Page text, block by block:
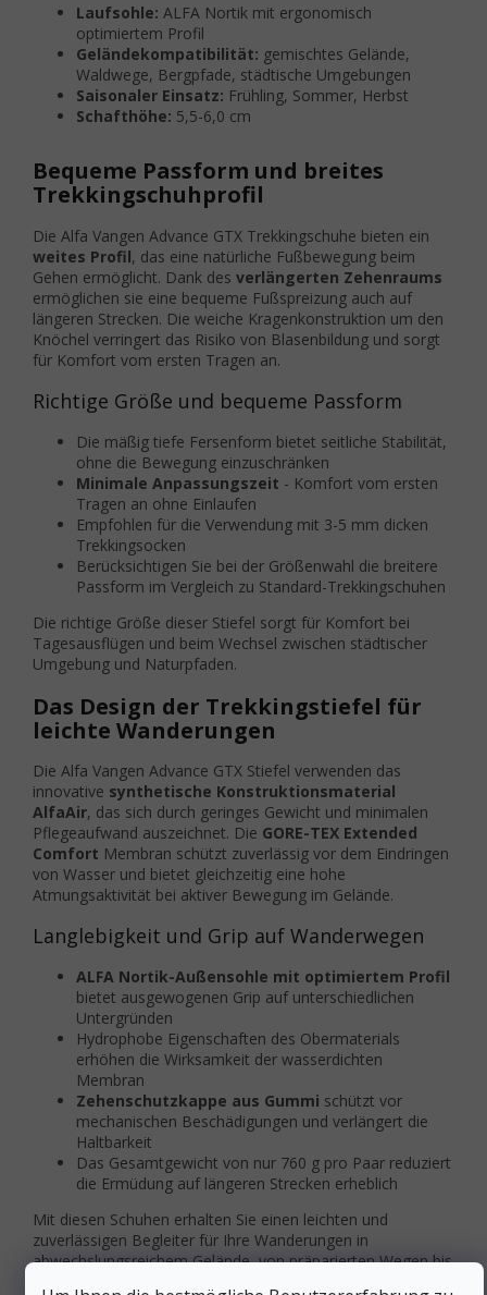
Laufsohle: ALFA Nortik mit ergonomisch
optimiertem Profil
Geländekompatibilität: gemischtes Gelände,
Waldwege, Bergpfade, städtische Umgebungen
Saisonaler Einsatz: Frühling, Sommer, Herbst
Schafthöhe: 5,5-6,0 cm
Bequeme Passform und breites
Trekkingschuhprofil
Die Alfa Vangen Advance GTX Trekkingschuhe bieten ein
weites Profil, das eine natürliche Fußbewegung beim
Gehen ermöglicht. Dank des verlängerten Zehenraums
ermöglichen sie eine bequeme Fußspreizung auch auf
längeren Strecken. Die weiche Kragenkonstruktion um den
Knöchel verringert das Risiko von Blasenbildung und sorgt
für Komfort vom ersten Tragen an.
Richtige Größe und bequeme Passform
Die mäßig tiefe Fersenform bietet seitliche Stabilität,
ohne die Bewegung einzuschränken
Minimale Anpassungszeit - Komfort vom ersten
Tragen an ohne Einlaufen
Empfohlen für die Verwendung mit 3-5 mm dicken
Trekkingsocken
Berücksichtigen Sie bei der Größenwahl die breitere
Passform im Vergleich zu Standard-Trekkingschuhen
Die richtige Größe dieser Stiefel sorgt für Komfort bei
Tagesausflügen und beim Wechsel zwischen städtischer
Umgebung und Naturpfaden.
Das Design der Trekkingstiefel für
leichte Wanderungen
Die Alfa Vangen Advance GTX Stiefel verwenden das
innovative synthetische Konstruktionsmaterial
AlfaAir, das sich durch geringes Gewicht und minimalen
Pflegeaufwand auszeichnet. Die GORE-TEX Extended
Comfort Membran schützt zuverlässig vor dem Eindringen
von Wasser und bietet gleichzeitig eine hohe
Atmungsaktivität bei aktiver Bewegung im Gelände.
Langlebigkeit und Grip auf Wanderwegen
ALFA Nortik-Außensohle mit optimiertem Profil
bietet ausgewogenen Grip auf unterschiedlichen
Untergründen
Hydrophobe Eigenschaften des Obermaterials
erhöhen die Wirksamkeit der wasserdichten
Membran
Zehenschutzkappe aus Gummi schützt vor
mechanischen Beschädigungen und verlängert die
Haltbarkeit
Das Gesamtgewicht von nur 760 g pro Paar reduziert
die Ermüdung auf längeren Strecken erheblich
Mit diesen Schuhen erhalten Sie einen leichten und
zuverlässigen Begleiter für Ihre Wanderungen in
abwechslungsreichem Gelände, von präparierten Wegen bis